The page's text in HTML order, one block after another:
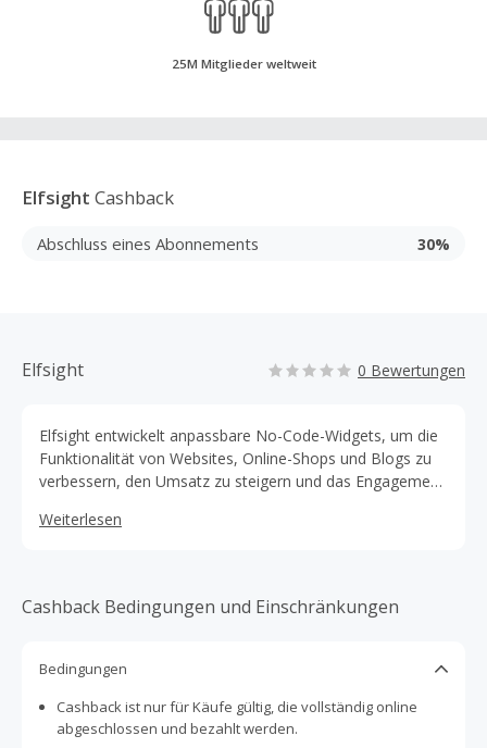
25M Mitglieder weltweit
Elfsight Cashback
Abschluss eines Abonnements 30%
Elfsight 0 Bewertungen
Elfsight entwickelt anpassbare No-Code-Widgets, um die
Funktionalität von Websites, Online-Shops und Blogs zu
verbessern, den Umsatz zu steigern und das Engagement
Weiterlesen
Cashback Bedingungen und Einschränkungen
Bedingungen
Cashback ist nur für Käufe gültig, die vollständig online
abgeschlossen und bezahlt werden.